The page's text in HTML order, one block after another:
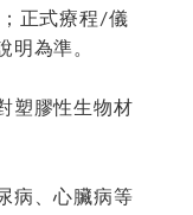
正式療程/儀
明為準。
塑膠性生物材
病、心臟病等